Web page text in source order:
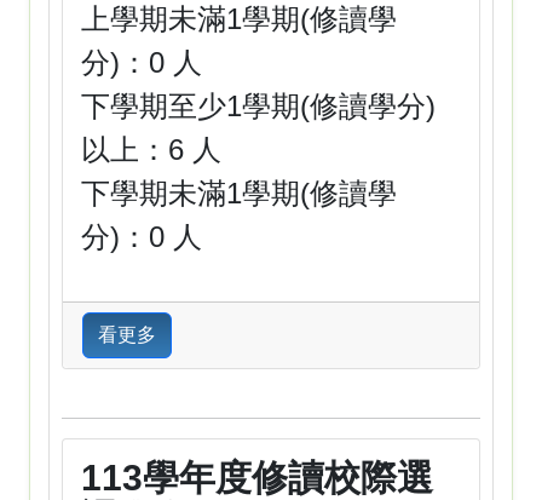
上學期未滿1學期(修讀學
分)：0 人
下學期至少1學期(修讀學分)
以上：6 人
下學期未滿1學期(修讀學
分)：0 人
看更多
113學年度修讀校際選